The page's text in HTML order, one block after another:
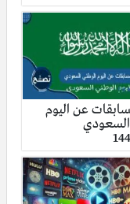
عن اليوم